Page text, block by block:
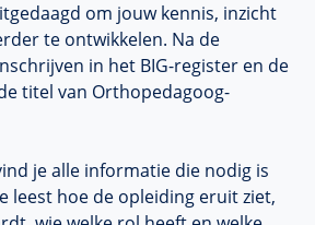
om jouw kennis, inzicht
te ontwikkelen. Na de
in het BIG-register en de
titel van Orthopedagoog-
je alle informatie die nodig is
leest hoe de opleiding eruit ziet,